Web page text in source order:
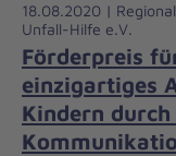
18.08.2020 |
Unfall-Hilfe e.V.
Förderpreis
einzigartiges
Kindern